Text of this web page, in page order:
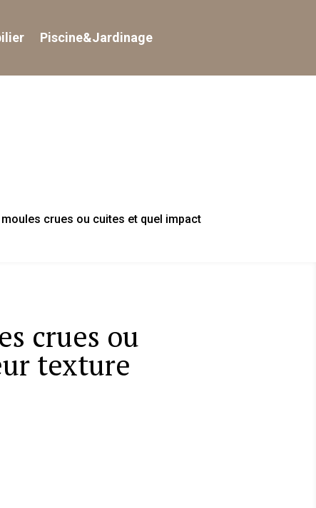
Piscine&Jardinage
crues ou cuites et quel impact
crues ou
texture